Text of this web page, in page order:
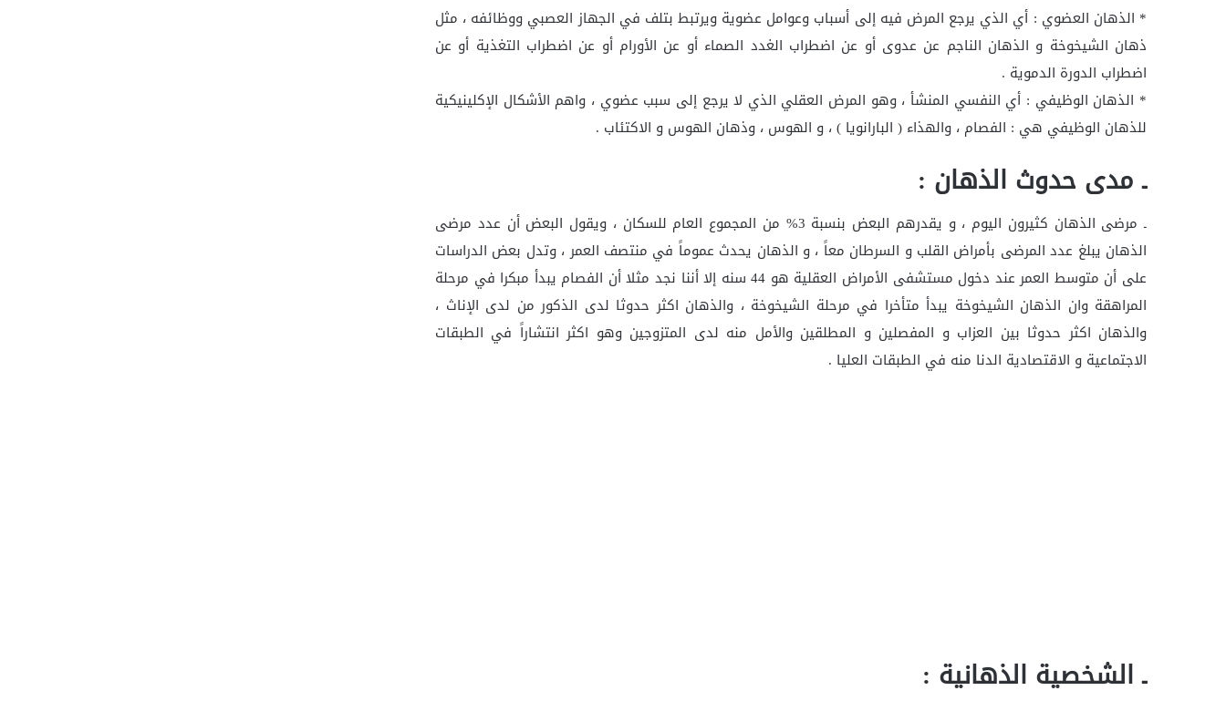
* الذهان العضوي : أي الذي يرجع المرض فيه إلى أسباب وعوامل عضوية ويرتبط بتلف في الجهاز العصبي ووظائفه ، مثل
ذهان الشيخوخة و الذهان الناجم عن عدوى أو عن اضطراب الغدد الصماء أو عن الأورام أو عن اضطراب التغذية أو عن
اضطراب الدورة الدموية .
* الذهان الوظيفي : أي النفسي المنشأ ، وهو المرض العقلي الذي لا يرجع إلى سبب عضوي ، واهم الأشكال الإكلينيكية
للذهان الوظيفي هي : الفصام ، والهذاء ( البارانويا ) ، و الهوس ، وذهان الهوس و الاكتئاب .
ـ مدى حدوث الذهان :
ـ مرضى الذهان كثيرون اليوم ، و يقدرهم البعض بنسبة 3% من المجموع العام للسكان ، ويقول البعض أن عدد مرضى
الذهان يبلغ عدد المرضى بأمراض القلب و السرطان معاً ، و الذهان يحدث عموماً في منتصف العمر ، وتدل بعض الدراسات
على أن متوسط العمر عند دخول مستشفى الأمراض العقلية هو 44 سنه إلا أننا نجد مثلا أن الفصام يبدأ مبكرا في مرحلة
المراهقة وان الذهان الشيخوخة يبدأ متأخرا في مرحلة الشيخوخة ، والذهان اكثر حدوثا لدى الذكور من لدى الإناث ،
والذهان اكثر حدوثا بين العزاب و المفصلين و المطلقين والأمل منه لدى المتزوجين وهو اكثر انتشاراً في الطبقات
الاجتماعية و الاقتصادية الدنا منه في الطبقات العليا .
ـ الشخصية الذهانية :